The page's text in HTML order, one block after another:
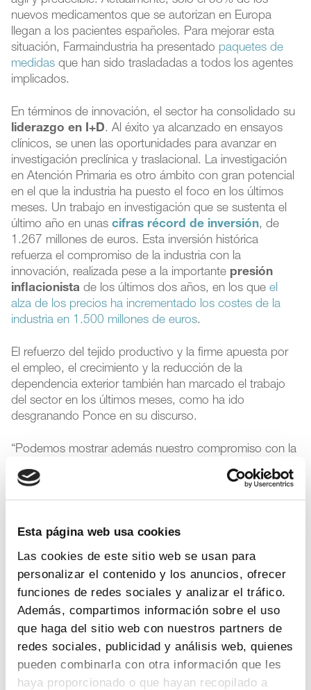
Esta página web usa cookies
Las cookies de este sitio web se usan para
personalizar el contenido y los anuncios, ofrecer
funciones de redes sociales y analizar el tráfico.
Además, compartimos información sobre el uso
que haga del sitio web con nuestros partners de
redes sociales, publicidad y análisis web, quienes
pueden combinarla con otra información que les
haya proporcionado o que hayan recopilado a
nuevos medicamentos que se autorizan en Europa
llegan a los pacientes españoles. Para mejorar esta
situación, Farmaindustria ha presentado paquetes de
medidas que han sido trasladadas a todos los agentes
implicados.
En términos de innovación, el sector ha consolidado su
liderazgo en I+D. Al éxito ya alcanzado en ensayos
clínicos, se unen las oportunidades para avanzar en
investigación preclínica y traslacional. La investigación
en Atención Primaria es otro ámbito con gran potencial
en el que la industria ha puesto el foco en los últimos
meses. Un trabajo en investigación que se sustenta el
último año en unascifras récord de inversión, de
1.267 millones de euros. Esta inversión histórica
refuerza el compromiso de la industria con la
innovación, realizada pese a la importante presión
inflacionista de los últimos dos años, en los queel
alza de los precios ha incrementado los costes de la
industria en 1.500 millones de euros.
El refuerzo del tejido productivo y la firme apuesta por
el empleo, el crecimiento y la reducción de la
dependencia exterior también han marcado el trabajo
del sector en los últimos meses, como ha ido
desgranando Ponce en su discurso.
“Podemos mostrar además nuestro compromiso con la
; que estamos
a la vanguardia de la
diversidad e igualdad, que
somos líderes ensostenibilidad medioambientaly
administraciones y a todos los agentes sanitarios y
Lasalud digitales otro de los campos en los que la
industria farmacéutica innovadora ha avanzado y donde
tiene una oportunidad para ganar presencia en áreas
como la digitalización, la asistencia y el uso de datos
sanitarios para la investigación biomédica y para la
medición de resultados en salud. “Somos el sector con
mayor valor añadido sanitario, social y económico de